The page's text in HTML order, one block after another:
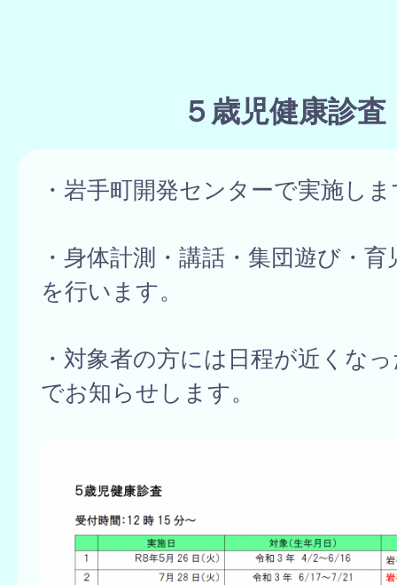
５歳児健康診査
・岩手町開発センターで実施し
・身体計測・講話・集団遊び・
を行います。
・対象者の方には日程が近くな
でお知らせします。